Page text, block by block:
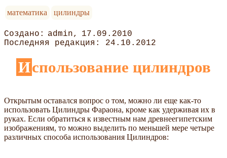
математика
цилиндры
admin
17.09.2010
24.10.2012
Использование цилиндров
Открытым оставался вопрос о том, можно ли еще как-то
использовать Цилиндры Фараона, кроме как удерживая их в
руках. Если обратиться к известным нам древнеегипетским
изображениям, то можно выделить по меньшей мере четыре
различных способа использования Цилиндров: